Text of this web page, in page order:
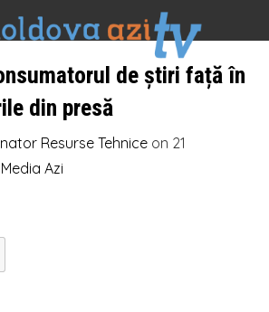
de știri față în
din presă
Resurse Tehnice on 21
Media Azi